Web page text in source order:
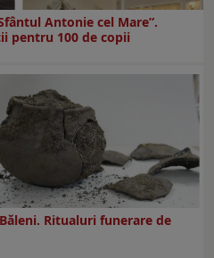
Antonie cel Mare”.
pentru 100 de copii
Ritualuri funerare de